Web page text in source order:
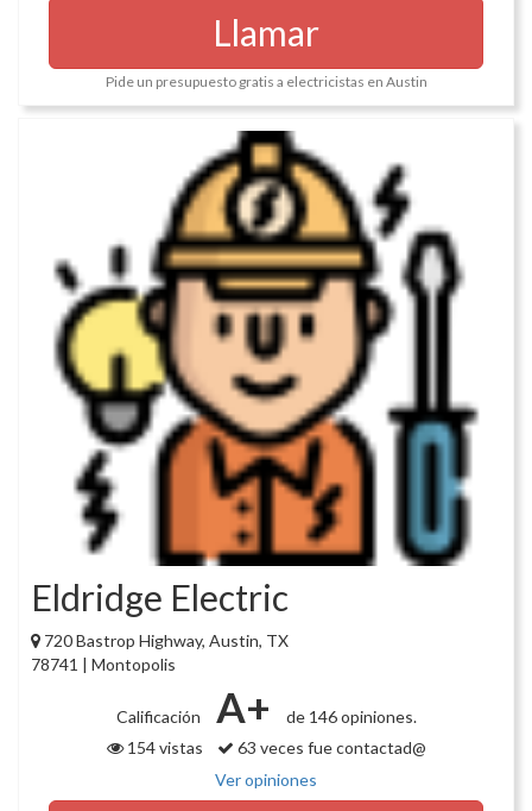
Llamar
Pide un presupuesto gratis a electricistas en Austin
Eldridge Electric
720 Bastrop Highway, Austin, TX
78741 | Montopolis
Calificación A+
de 146 opiniones.
154 vistas
63 veces fue contactad@
Ver opiniones